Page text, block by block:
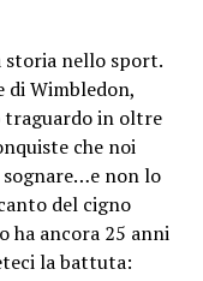
storia nello sport.
di Wimbledon,
traguardo in oltre
che noi
sognare…e non lo
del cigno
ha ancora 25 anni
la battuta: